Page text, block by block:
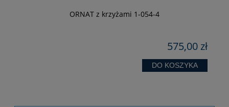
ORNAT z krzyżami 1-054-4
575,00 zł
DO KOSZYKA